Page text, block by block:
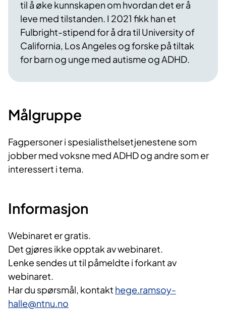
til å øke kunnskapen om hvordan det er å
leve med tilstanden. I 2021 fikk han et
Fulbright-stipend for å dra til University of
California, Los Angeles og forske på tiltak
for barn og unge med autisme og ADHD.
Målgruppe
Fagpersoner i spesialisthelsetjenestene som
jobber med voksne med ADHD og andre som er
interessert i tema.
Informasjon
Webinaret er gratis.
Det gjøres ikke opptak av webinaret.
Lenke sendes ut til påmeldte i forkant av
webinaret.
Har du spørsmål, kontakt hege.ramsoy-
halle@ntnu.no